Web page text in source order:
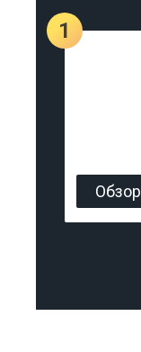
1
Обзор